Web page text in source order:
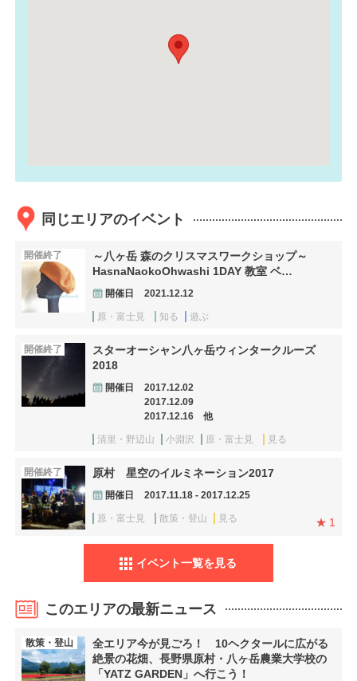
同じエリアのイベント
開催終了
～八ヶ岳 森のクリスマスワークショップ～
HasnaNaokoOhwashi 1DAY 教室 ベ…
開催日 2021.12.12
原・富士見 知る 遊ぶ
開催終了
スターオーシャン八ヶ岳ウィンタークルーズ
2018
開催日
2017.12.02
2017.12.09
2017.12.16 他
清里・野辺山 小淵沢 原・富士見 見る
開催終了 原村 星空のイルミネーション2017
開催日 2017.11.18 - 2017.12.25
原・富士見 散策・登山 見る 1
イベント一覧を見る
このエリアの最新ニュース
散策・登山
全エリア今が見ごろ！ 10ヘクタールに広がる
絶景の花畑、長野県原村・八ヶ岳農業大学校の
「YATZ GARDEN」へ行こう！